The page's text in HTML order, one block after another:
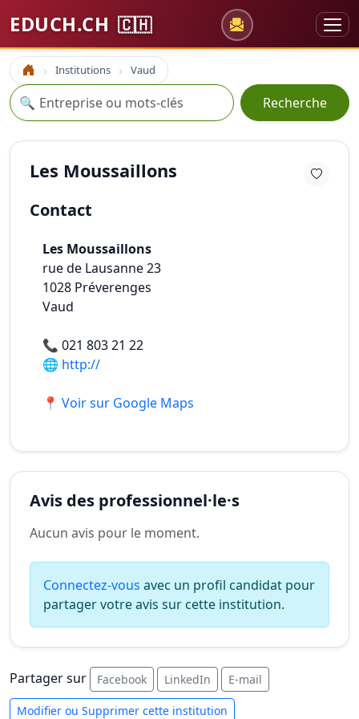
EDUCH.CH 🇨🇭
Accueil Institutions Vaud
Recherche
🔍 Recherche
Les Moussaillons
Contact
Les Moussaillons
rue de Lausanne 23
1028 Préverenges
Vaud
📞 021 803 21 22
🌐 http://
📍 Voir sur Google Maps
Avis des professionnel·le·s
Aucun avis pour le moment.
Connectez-vous avec un profil candidat pour
partager votre avis sur cette institution.
Partager sur Facebook LinkedIn E-mail
Modifier ou Supprimer cette institution